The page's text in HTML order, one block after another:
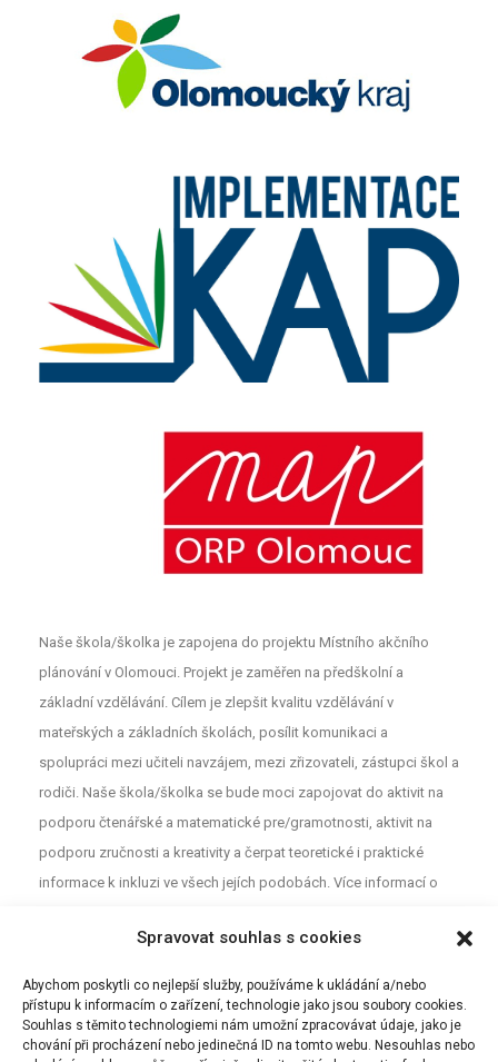
Spravovat souhlas s cookies
Abychom poskytli co nejlepší služby, používáme k ukládání a/nebo
přístupu k informacím o zařízení, technologie jako jsou soubory cookies.
Souhlas s těmito technologiemi nám umožní zpracovávat údaje, jako je
chování při procházení nebo jedinečná ID na tomto webu. Nesouhlas nebo
Naše škola/školka je zapojena do projektu Místního akčního
plánování v Olomouci. Projekt je zaměřen na předškolní a
základní vzdělávání. Cílem je zlepšit kvalitu vzdělávání v
mateřských a základních školách, posílit komunikaci a
spolupráci mezi učiteli navzájem, mezi zřizovateli, zástupci škol a
rodiči. Naše škola/školka se bude moci zapojovat do aktivit na
podporu čtenářské a matematické pre/gramotnosti, aktivit na
podporu zručnosti a kreativity a čerpat teoretické i praktické
informace k inkluzi ve všech jejích podobách. Více informací o
vzdělávání mezi rodiči, učiteli a dalšími aktéry z Olomouce jsou